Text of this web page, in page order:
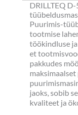
DRILLTEQ
Puurimis-
tootmise
töökindluse
et
pakkudes
jaoks, sobib
kvaliteet ja